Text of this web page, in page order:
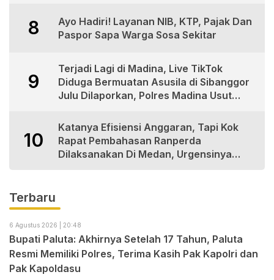
8
Ayo Hadiri! Layanan NIB, KTP, Pajak Dan
Paspor Sapa Warga Sosa Sekitar
9
Terjadi Lagi di Madina, Live TikTok
Diduga Bermuatan Asusila di Sibanggor
Julu Dilaporkan, Polres Madina Usut
10
Katanya Efisiensi Anggaran, Tapi Kok
Rapat Pembahasan Ranperda
Dilaksanakan Di Medan, Urgensinya
Terbaru
6 Agustus 2026 | 20:48
Bupati Paluta: Akhirnya Setelah 17 Tahun, Paluta
Resmi Memiliki Polres, Terima Kasih Pak Kapolri dan
Pak Kapoldasu